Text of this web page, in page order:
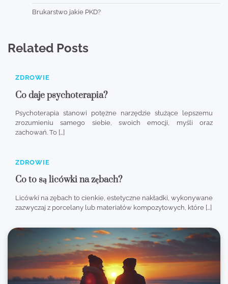
Brukarstwo jakie PKD?
Related Posts
ZDROWIE
Co daje psychoterapia?
Psychoterapia stanowi potężne narzędzie służące lepszemu
zrozumieniu samego siebie, swoich emocji, myśli oraz
zachowań. To […]
ZDROWIE
Co to są licówki na zębach?
Licówki na zębach to cienkie, estetyczne nakładki, wykonywane
zazwyczaj z porcelany lub materiałów kompozytowych, które […]